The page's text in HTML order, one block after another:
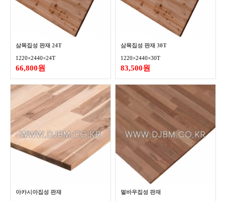
삼목집성 판재 24T
1220×2440×24T
66,800원
삼목집성 판재 30T
1220×2440×30T
83,500원
아카시아집성 판재 멀바우집성 판재